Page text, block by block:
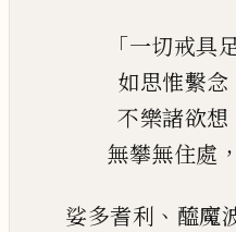
「一切戒具
如思惟繫念
不樂諸欲想
無攀無住處 ，
娑多耆利 、 醯魔